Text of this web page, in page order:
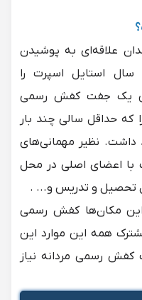
علاقه‌ای به پوشیدن
استایل اسپرت را
یک جفت کفش رسمی
که حداقل سالی چند بار
داشت. نظیر مهمانی‌های
با اعضای اصلی در محل
تحصیل و تدریس و... .
این مکان‌ها کفش رسمی
همه این موارد این
رسمی مردانه نیاز